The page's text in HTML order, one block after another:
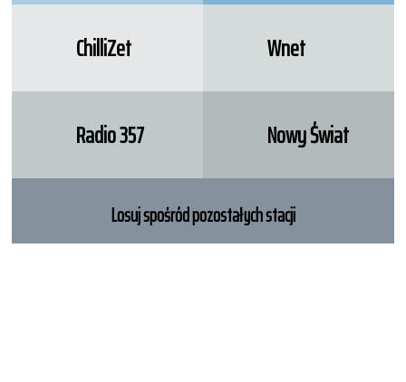
ChilliZet Wnet
Radio 357 Nowy Świat
Losuj spośród pozostałych stacji